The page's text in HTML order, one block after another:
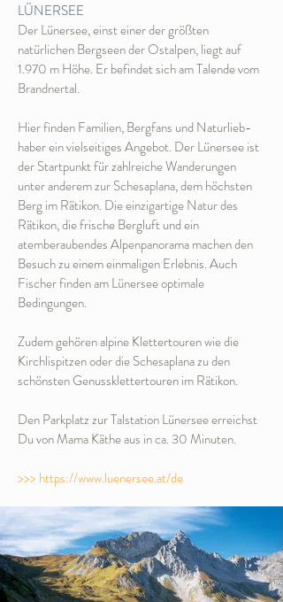
LÜNERSEE
Der Lünersee, einst einer der größten
natürlichen Bergseen der Ostalpen, liegt auf
1.970 m Höhe. Er befindet sich am Talende vom
Brandnertal.
Hier finden Familien, Bergfans und Naturlieb-
haber ein vielseitiges Angebot. Der Lünersee ist
der Startpunkt für zahlreiche Wanderungen
unter anderem zur Schesaplana, dem höchsten
Berg im Rätikon. Die einzigartige Natur des
Rätikon, die frische Bergluft und ein
atemberaubendes Alpenpanorama machen den
Besuch zu einem einmaligen Erlebnis. Auch
Fischer finden am Lünersee optimale
Bedingungen.
Zudem gehören alpine Klettertouren wie die
Kirchlispitzen oder die Schesaplana zu den
schönsten Genussklettertouren im Rätikon.
Den Parkplatz zur Talstation Lünersee erreichst
Du von Mama Käthe aus in ca. 30 Minuten.
>>> https://www.luenersee.at/de